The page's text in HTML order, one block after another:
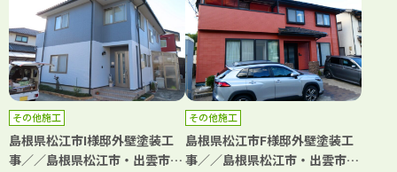
その他施工
島根県松江市I様邸外壁塗装工
事／／島根県松江市・出雲市・
その他施工
島根県松江市F様邸外壁塗装工
事／／島根県松江市・出雲市・